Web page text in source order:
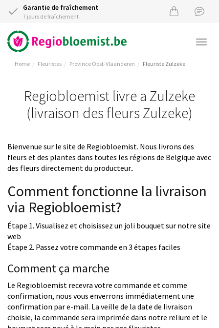
Garantie de fraîchement
7 jours de fraîchement
Home Fleuristes Province Oost-Vlaanderen Fleuriste Zulzeke
Regiobloemist livre a Zulzeke
(livraison des fleurs Zulzeke)
Bienvenue sur le site de Regiobloemist. Nous livrons des
fleurs et des plantes dans toutes les régions de Belgique avec
des fleurs directement du producteur..
Comment fonctionne la livraison
via Regiobloemist?
Étape 1. Visualisez et choisissez un joli bouquet sur notre site
web
Étape 2. Passez votre commande en 3 étapes faciles
Comment ça marche
Le Regiobloemist recevra votre commande et comme
confirmation, nous vous enverrons immédiatement une
confirmation par e-mail. La veille de la date de livraison
choisie, la commande sera imprimée dans notre reliure et le